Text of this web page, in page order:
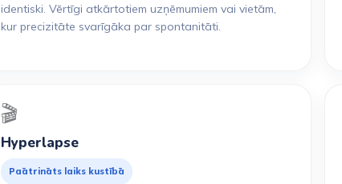
identiski. Vērtīgi atkārtotiem uzņēmumiem vai vietām,
kur precizitāte svarīgāka par spontanitāti.
🎬
Hyperlapse
Paātrināts laiks kustībā